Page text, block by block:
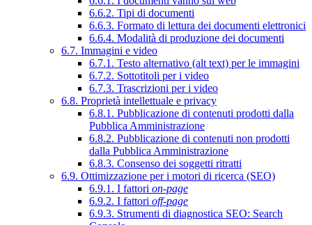
6.6.2. Tipi di documenti
6.6.3. Formato di lettura dei documenti elettronici
6.6.4. Modalità di produzione dei documenti
6.7. Immagini e video
6.7.1. Testo alternativo (alt text) per le immagini
6.7.2. Sottotitoli per i video
6.7.3. Trascrizioni per i video
6.8. Proprietà intellettuale e privacy
6.8.1. Pubblicazione di contenuti prodotti dalla
Pubblica Amministrazione
6.8.2. Pubblicazione di contenuti non prodotti
dalla Pubblica Amministrazione
6.8.3. Consenso dei soggetti ritratti
6.9. Ottimizzazione per i motori di ricerca (SEO)
6.9.1. I fattori on-page
6.9.2. I fattori off-page
6.9.3. Strumenti di diagnostica SEO: Search